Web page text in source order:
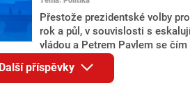
adresu vlády prý byla ještě
vrátila k volební porážce
hnutí Naše Česko Martina Kuby.
Přestože prezidentské volby
rok a půl, v souvislosti s
vládou a Petrem Pavlem se
tom, koho by do bitvy o Hrad
koalice. Někteří političtí
jméno premiéra Andreje Babiše
Další příspěvky